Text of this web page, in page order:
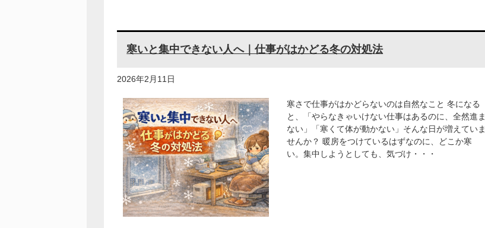
寒いと集中できない人へ｜仕事がはかどる冬の対処法
2026年2月11日
寒さで仕事がはかどらないのは自然なこと 冬になる
と、「やらなきゃいけない仕事はあるのに、全然進ま
ない」「寒くて体が動かない」そんな日が増えていま
せんか？ 暖房をつけているはずなのに、どこか寒
い。集中しようとしても、気づけ・・・